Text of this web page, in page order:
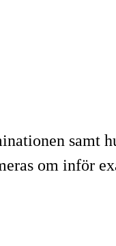
samt
om inför